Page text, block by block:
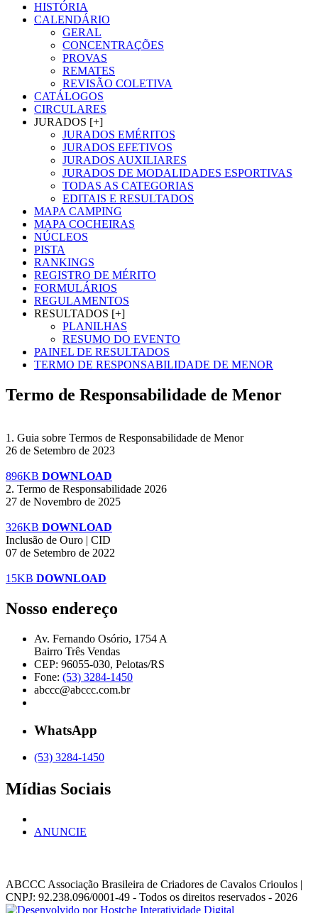
HISTÓRIA
CALENDÁRIO
GERAL
CONCENTRAÇÕES
PROVAS
REMATES
REVISÃO COLETIVA
CATÁLOGOS
CIRCULARES
JURADOS [+]
JURADOS EMÉRITOS
JURADOS EFETIVOS
JURADOS AUXILIARES
JURADOS DE MODALIDADES ESPORTIVAS
TODAS AS CATEGORIAS
EDITAIS E RESULTADOS
MAPA CAMPING
MAPA COCHEIRAS
NÚCLEOS
PISTA
RANKINGS
REGISTRO DE MÉRITO
FORMULÁRIOS
REGULAMENTOS
RESULTADOS [+]
PLANILHAS
RESUMO DO EVENTO
PAINEL DE RESULTADOS
TERMO DE RESPONSABILIDADE DE MENOR
Termo de Responsabilidade de Menor
1. Guia sobre Termos de Responsabilidade de Menor
26 de Setembro de 2023
896KB DOWNLOAD
2. Termo de Responsabilidade 2026
27 de Novembro de 2025
326KB DOWNLOAD
Inclusão de Ouro | CID
07 de Setembro de 2022
15KB DOWNLOAD
Nosso endereço
Av. Fernando Osório, 1754 A
Bairro Três Vendas
CEP: 96055-030, Pelotas/RS
Fone: (53) 3284-1450
abccc@abccc.com.br
WhatsApp
(53) 3284-1450
Mídias Sociais
ANUNCIE
ABCCC Associação Brasileira de Criadores de Cavalos Crioulos |
CNPJ: 92.238.096/0001-49 - Todos os direitos reservados - 2026